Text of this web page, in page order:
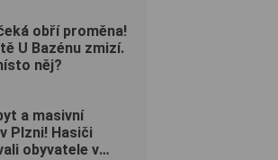
obří proměna!
U Bazénu zmizí.
něj?
a masivní
Plzni! Hasiči
obyvatele v